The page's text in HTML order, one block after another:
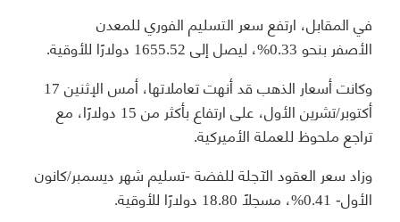
في المقابل، ارتفع سعر التسليم الفوري للمعدن
الأصفر بنحو 0.33%، ليصل إلى 1655.52 دولارًا للأوقية.
وكانت أسعار الذهب قد أنهت تعاملاتها، أمس الإثنين 17
أكتوبر/تشرين الأول، على ارتفاع بأكثر من 15 دولارًا، مع
تراجع ملحوظ للعملة الأميركية.
وزاد سعر العقود الآجلة للفضة -تسليم شهر ديسمبر/كانون
الأول- 0.41%، مسجلًا 18.80 دولارًا للأوقية.